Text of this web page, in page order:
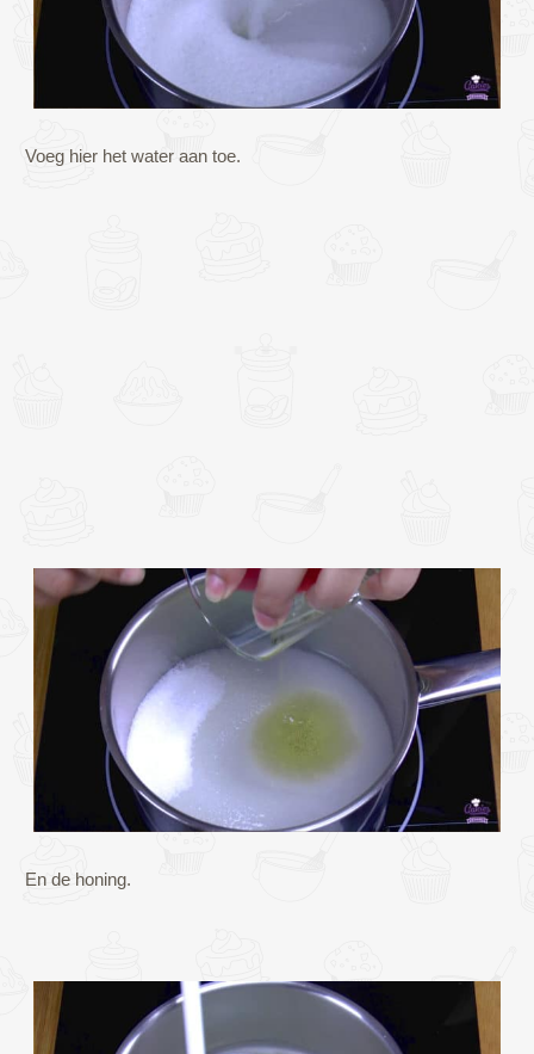
Voeg hier het water aan toe.
En de honing.